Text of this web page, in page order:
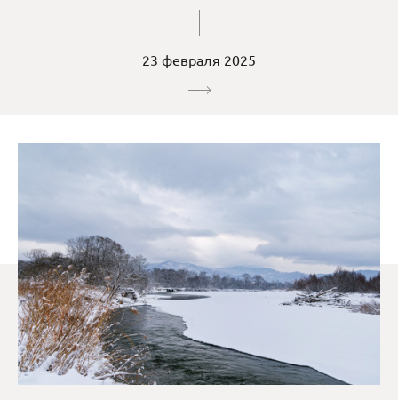
23 февраля 2025